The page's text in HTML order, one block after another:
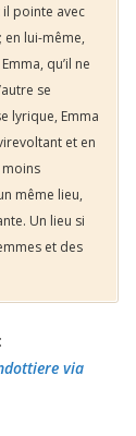
pointe avec
lui-même,
qu’il ne
se
lyrique, Emma
et en
même lieu,
Un lieu si
et des
via